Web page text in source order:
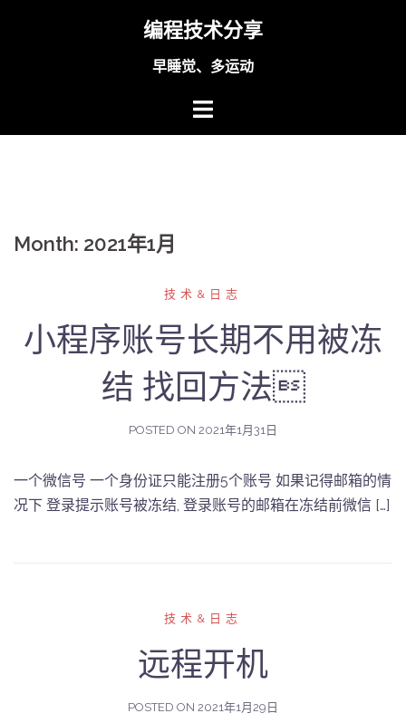
编程技术分享
早睡觉、多运动
Month: 2021年1月
技术&日志
小程序账号长期不用被冻
结 找回方法
POSTED ON 2021年1月31日
一个微信号 一个身份证只能注册5个账号 如果记得邮箱的情
况下 登录提示账号被冻结, 登录账号的邮箱在冻结前微信 […]
技术&日志
远程开机
POSTED ON 2021年1月29日